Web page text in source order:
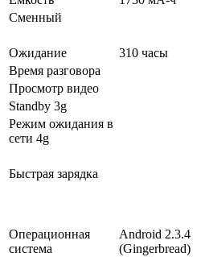
Сменный
Ожидание
310 часы
Время разговора
Просмотр видео
Standby 3g
Режим ожидания в
сети 4g
Быстрая зарядка
Операционная
система
Android 2.3.4
(Gingerbread)